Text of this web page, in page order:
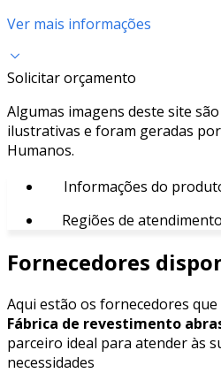
Ver mais informações
Solicitar orçamento
Algumas imagens deste site
ilustrativas e foram geradas
Humanos.
Informações do
Regiões de atendimento
Fornecedores
Aqui estão os fornecedores
Fábrica de revestimento
parceiro ideal para atender às
necessidades